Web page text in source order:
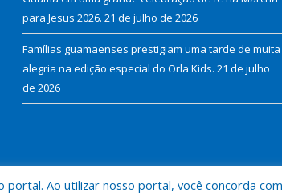
para Jesus 2026. 21 de julho de 2026
Famílias guamaenses prestigiam uma tarde de muita
alegria na edição especial do Orla Kids. 21 de julho
de 2026
portal. Ao utilizar nosso portal, você concorda